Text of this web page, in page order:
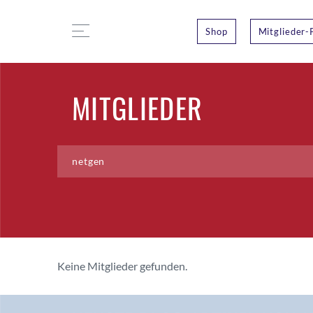
Shop Mitglieder-
MITGLIEDER
Keine Mitglieder gefunden.